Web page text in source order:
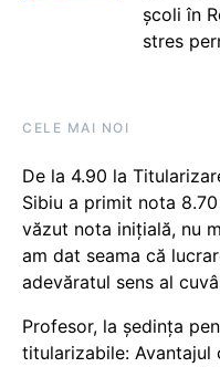
școli în
stres
CELE MAI NOI
De la 4.90 la
Sibiu a primit nota
văzut nota inițială, nu
am dat seama că
adevăratul sens al
Profesor, la ședința
titularizabile: Avantajul